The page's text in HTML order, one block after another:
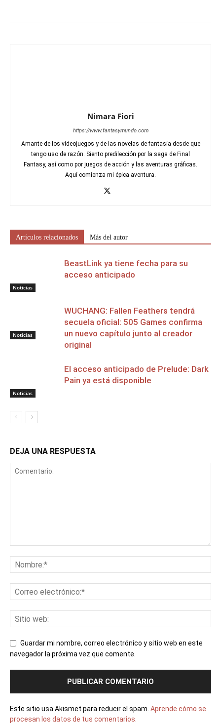
Nimara Fiori
https://www.fantasymundo.com
Amante de los videojuegos y de las novelas de fantasía desde que
tengo uso de razón. Siento predilección por la saga de Final
Fantasy, así como por juegos de acción y las aventuras gráficas.
Aquí comienza mi épica aventura.
Artículos relacionados Más del autor
Noticias
BeastLink ya tiene fecha para su
acceso anticipado
Noticias
WUCHANG: Fallen Feathers tendrá
secuela oficial: 505 Games confirma
un nuevo capítulo junto al creador
original
Noticias
El acceso anticipado de Prelude: Dark
Pain ya está disponible
DEJA UNA RESPUESTA
Guardar mi nombre, correo electrónico y sitio web en este
navegador la próxima vez que comente.
Este sitio usa Akismet para reducir el spam. Aprende cómo se
procesan los datos de tus comentarios.